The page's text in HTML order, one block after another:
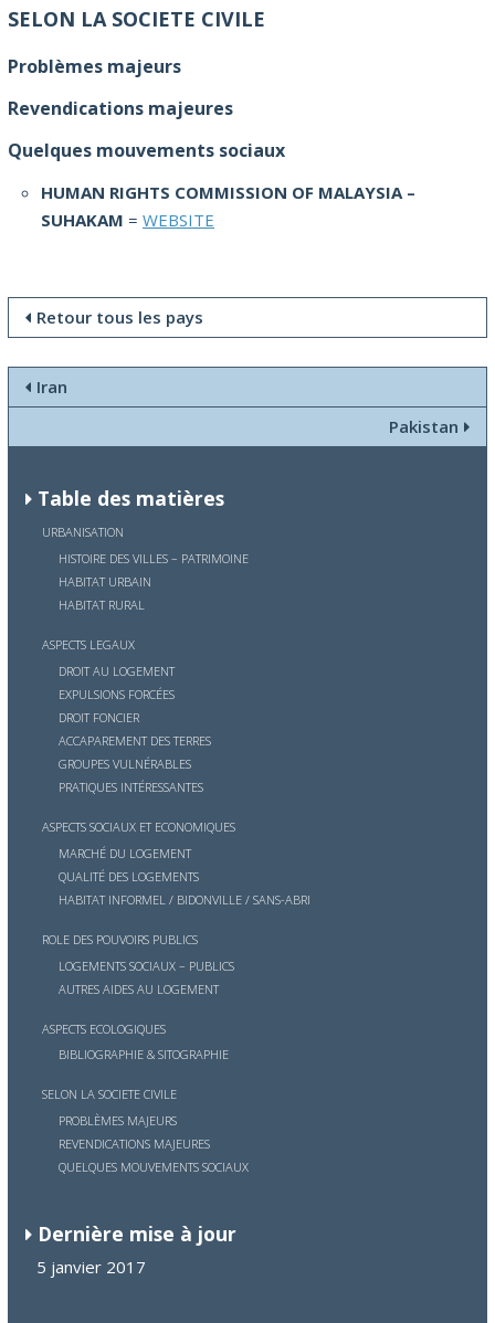
SELON LA SOCIETE CIVILE
Problèmes majeurs
Revendications majeures
Quelques mouvements sociaux
HUMAN RIGHTS COMMISSION OF MALAYSIA –
SUHAKAM = WEBSITE
Retour tous les pays
Iran
Pakistan
Table des matières
URBANISATION
HISTOIRE DES VILLES – PATRIMOINE
HABITAT URBAIN
HABITAT RURAL
ASPECTS LEGAUX
DROIT AU LOGEMENT
EXPULSIONS FORCÉES
DROIT FONCIER
ACCAPAREMENT DES TERRES
GROUPES VULNÉRABLES
PRATIQUES INTÉRESSANTES
ASPECTS SOCIAUX ET ECONOMIQUES
MARCHÉ DU LOGEMENT
QUALITÉ DES LOGEMENTS
HABITAT INFORMEL / BIDONVILLE / SANS-ABRI
ROLE DES POUVOIRS PUBLICS
LOGEMENTS SOCIAUX – PUBLICS
AUTRES AIDES AU LOGEMENT
ASPECTS ECOLOGIQUES
BIBLIOGRAPHIE & SITOGRAPHIE
SELON LA SOCIETE CIVILE
PROBLÈMES MAJEURS
REVENDICATIONS MAJEURES
QUELQUES MOUVEMENTS SOCIAUX
Dernière mise à jour
5 janvier 2017